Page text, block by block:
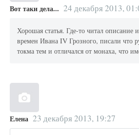
Вот таки дела... 24 декабря 2013,
Хорошая статья. Где-то читал описание
времен Ивана IV Грозного, писали что
токма тем и отличался от монаха, что
Елена 23 декабря 2013, 19:27